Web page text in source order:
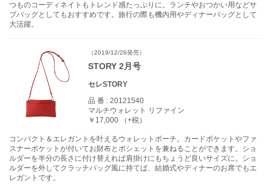
つものコーディネイトもトレンド感たっぷりに。ランチやおつかい用などサ
ブバッグとしてもおすすめです。旅行の際も機内用やディナーバッグとして
大活躍。
（2019/12/28発売）
STORY 2月号
セレSTORY
品 番 : 20121540
マルチウォレット リファイン
￥17,000 （+税）
コンパクト＆エレガントを叶えるウォレットポーチ。カードポケットやファ
スナーポケットが付いてお財布とポシェットを兼ねることができます。ショ
ルダーを半分の長さに付け替えれば肩掛けにもちょうど良いサイズに。ショ
ルダーを外してクラッチバッグ風に持てば、結婚式やディナーのお席でもエ
レガントです。